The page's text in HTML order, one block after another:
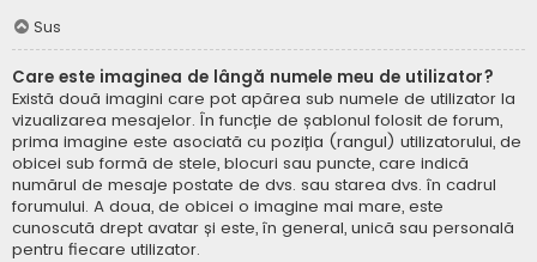
Sus
Care este imaginea de lângă numele meu de utilizator?
Există două imagini care pot apărea sub numele de utilizator la
vizualizarea mesajelor. În funcție de șablonul folosit de forum,
prima imagine este asociată cu poziția (rangul) utilizatorului, de
obicei sub formă de stele, blocuri sau puncte, care indică
numărul de mesaje postate de dvs. sau starea dvs. în cadrul
forumului. A doua, de obicei o imagine mai mare, este
cunoscută drept avatar și este, în general, unică sau personală
pentru fiecare utilizator.